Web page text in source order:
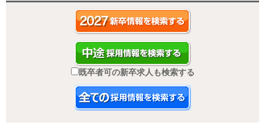
既卒者可の新卒求人も検索する